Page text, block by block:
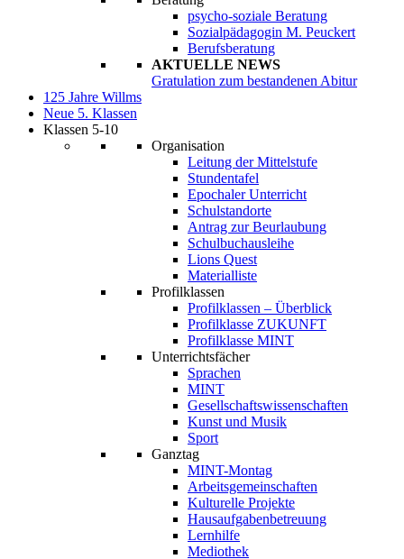
psycho-soziale Beratung
Sozialpädagogin M. Peuckert
Berufsberatung
AKTUELLE NEWS
Gratulation zum bestandenen Abitur
125 Jahre Willms
Neue 5. Klassen
Klassen 5-10
Organisation
Leitung der Mittelstufe
Stundentafel
Epochaler Unterricht
Schulstandorte
Antrag zur Beurlaubung
Schulbuchausleihe
Lions Quest
Materialliste
Profilklassen
Profilklassen – Überblick
Profilklasse ZUKUNFT
Profilklasse MINT
Unterrichtsfächer
Sprachen
MINT
Gesellschaftswissenschaften
Kunst und Musik
Sport
Ganztag
MINT-Montag
Arbeitsgemeinschaften
Kulturelle Projekte
Hausaufgabenbetreuung
Lernhilfe
Mediothek